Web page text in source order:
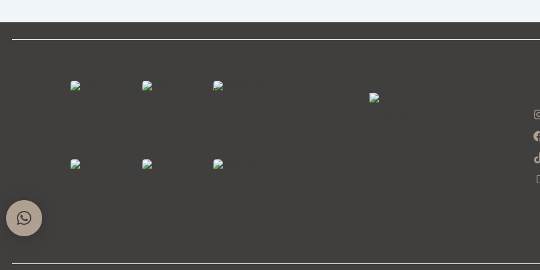
g
o
k
a
i
l
i